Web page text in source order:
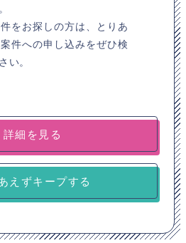
をお探しの方は、とりあ
件への申し込みをぜひ検
い。
詳細を見る
えずキープする